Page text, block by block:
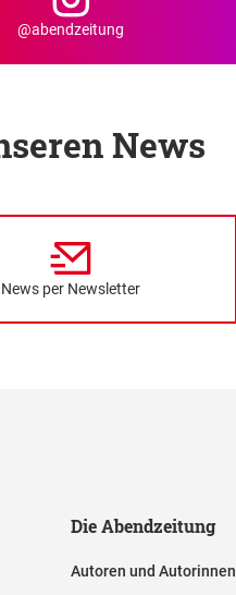
@abendzeitung
News
News per Newsletter
Die Abendzeitung
Autoren und Autorinnen